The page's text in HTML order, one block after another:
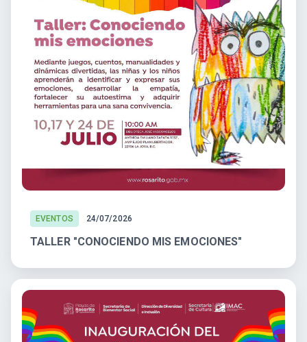
EVENTOS 24/07/2026
TALLER "CONOCIENDO MIS EMOCIONES"